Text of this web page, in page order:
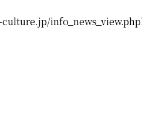
culture.jp/